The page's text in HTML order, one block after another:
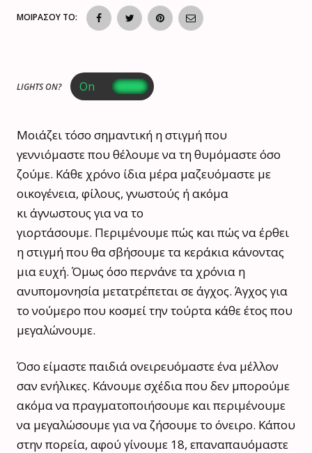
ΜΟΙΡΑΣΟΥ ΤΟ:
LIGHTS ON?
Μοιάζει τόσο σημαντική η στιγμή που
γεννιόμαστε που θέλουμε να τη θυμόμαστε όσο
ζούμε. Κάθε χρόνο ίδια μέρα μαζευόμαστε με
οικογένεια, φίλους, γνωστούς ή ακόμα
κι άγνωστους για να το
γιορτάσουμε. Περιμένουμε πώς και πώς να έρθει
η στιγμή που θα σβήσουμε τα κεράκια κάνοντας
μια ευχή. Όμως όσο περνάνε τα χρόνια η
ανυπομονησία μετατρέπεται σε άγχος. Άγχος για
το νούμερο που κοσμεί την τούρτα κάθε έτος που
μεγαλώνουμε.
Όσο είμαστε παιδιά ονειρευόμαστε ένα μέλλον
σαν ενήλικες. Κάνουμε σχέδια που δεν μπορούμε
ακόμα να πραγματοποιήσουμε και περιμένουμε
να μεγαλώσουμε για να ζήσουμε το όνειρο. Κάπου
στην πορεία, αφού γίνουμε 18, επαναπαυόμαστε